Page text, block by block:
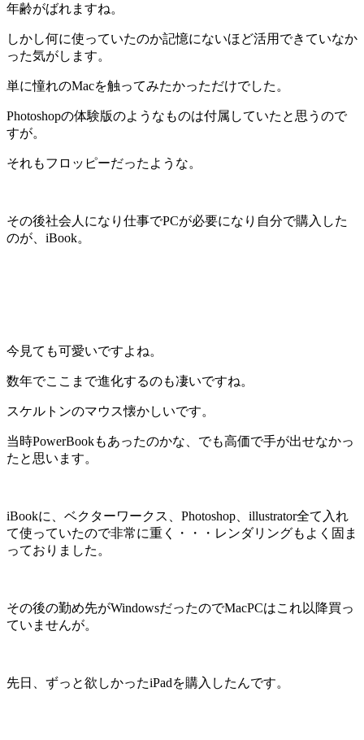
年齢がばれますね。
しかし何に使っていたのか記憶にないほど活用できていなか
った気がします。
単に憧れのMacを触ってみたかっただけでした。
Photoshopの体験版のようなものは付属していたと思うので
すが。
それもフロッピーだったような。
その後社会人になり仕事でPCが必要になり自分で購入した
のが、iBook。
今見ても可愛いですよね。
数年でここまで進化するのも凄いですね。
スケルトンのマウス懐かしいです。
当時PowerBookもあったのかな、でも高価で手が出せなかっ
たと思います。
iBookに、ベクターワークス、Photoshop、illustrator全て入れ
て使っていたので非常に重く・・・レンダリングもよく固ま
っておりました。
その後の勤め先がWindowsだったのでMacPCはこれ以降買っ
ていませんが。
先日、ずっと欲しかったiPadを購入したんです。